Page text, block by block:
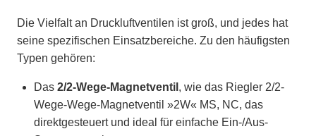
Die Vielfalt an Druckluftventilen ist groß, und jedes hat
seine spezifischen Einsatzbereiche. Zu den häufigsten
Typen gehören:
Das 2/2-Wege-Magnetventil , wie das Riegler 2/2-
Wege-Wege-Magnetventil »2W« MS, NC, das
direktgesteuert und ideal für einfache Ein-/Aus-